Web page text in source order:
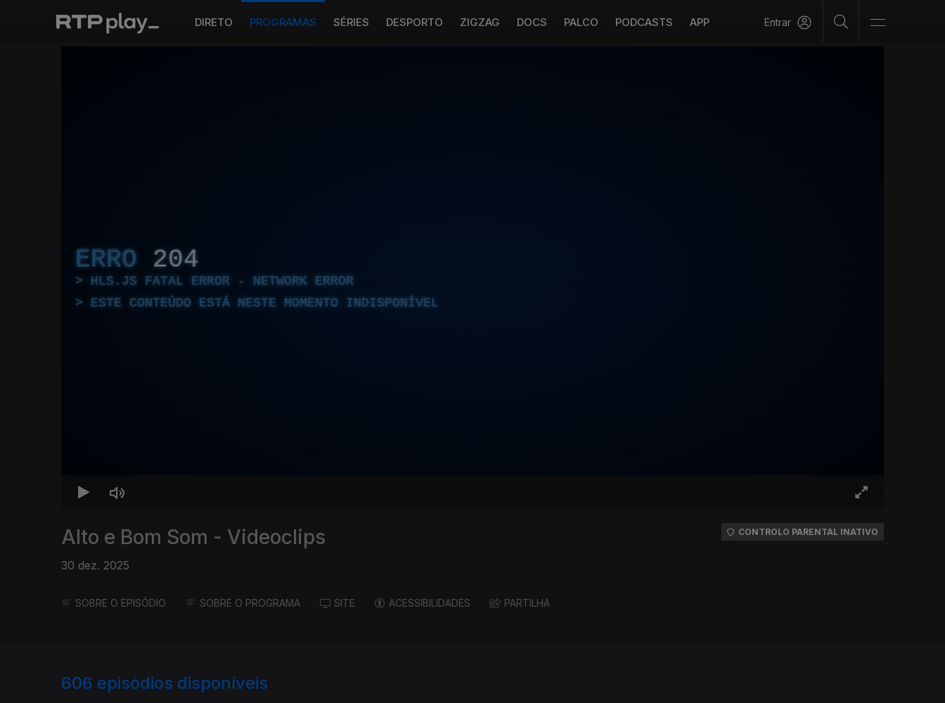
DIRETO PROGRAMAS SÉRIES DESPORTO ZIGZAG DOCS PALCO PODCASTS APP Entrar
ERRO 204
HLS.JS FATAL ERROR - NETWORK ERROR
ESTE CONTEÚDO ESTÁ NESTE MOMENTO INDISPONÍVEL
Alto e Bom Som - Videoclips
30 dez. 2025
CONTROLO PARENTAL INATIVO
SOBRE O EPISÓDIO SOBRE O PROGRAMA SITE ACESSIBILIDADES PARTILHA
606 episódios disponíveis